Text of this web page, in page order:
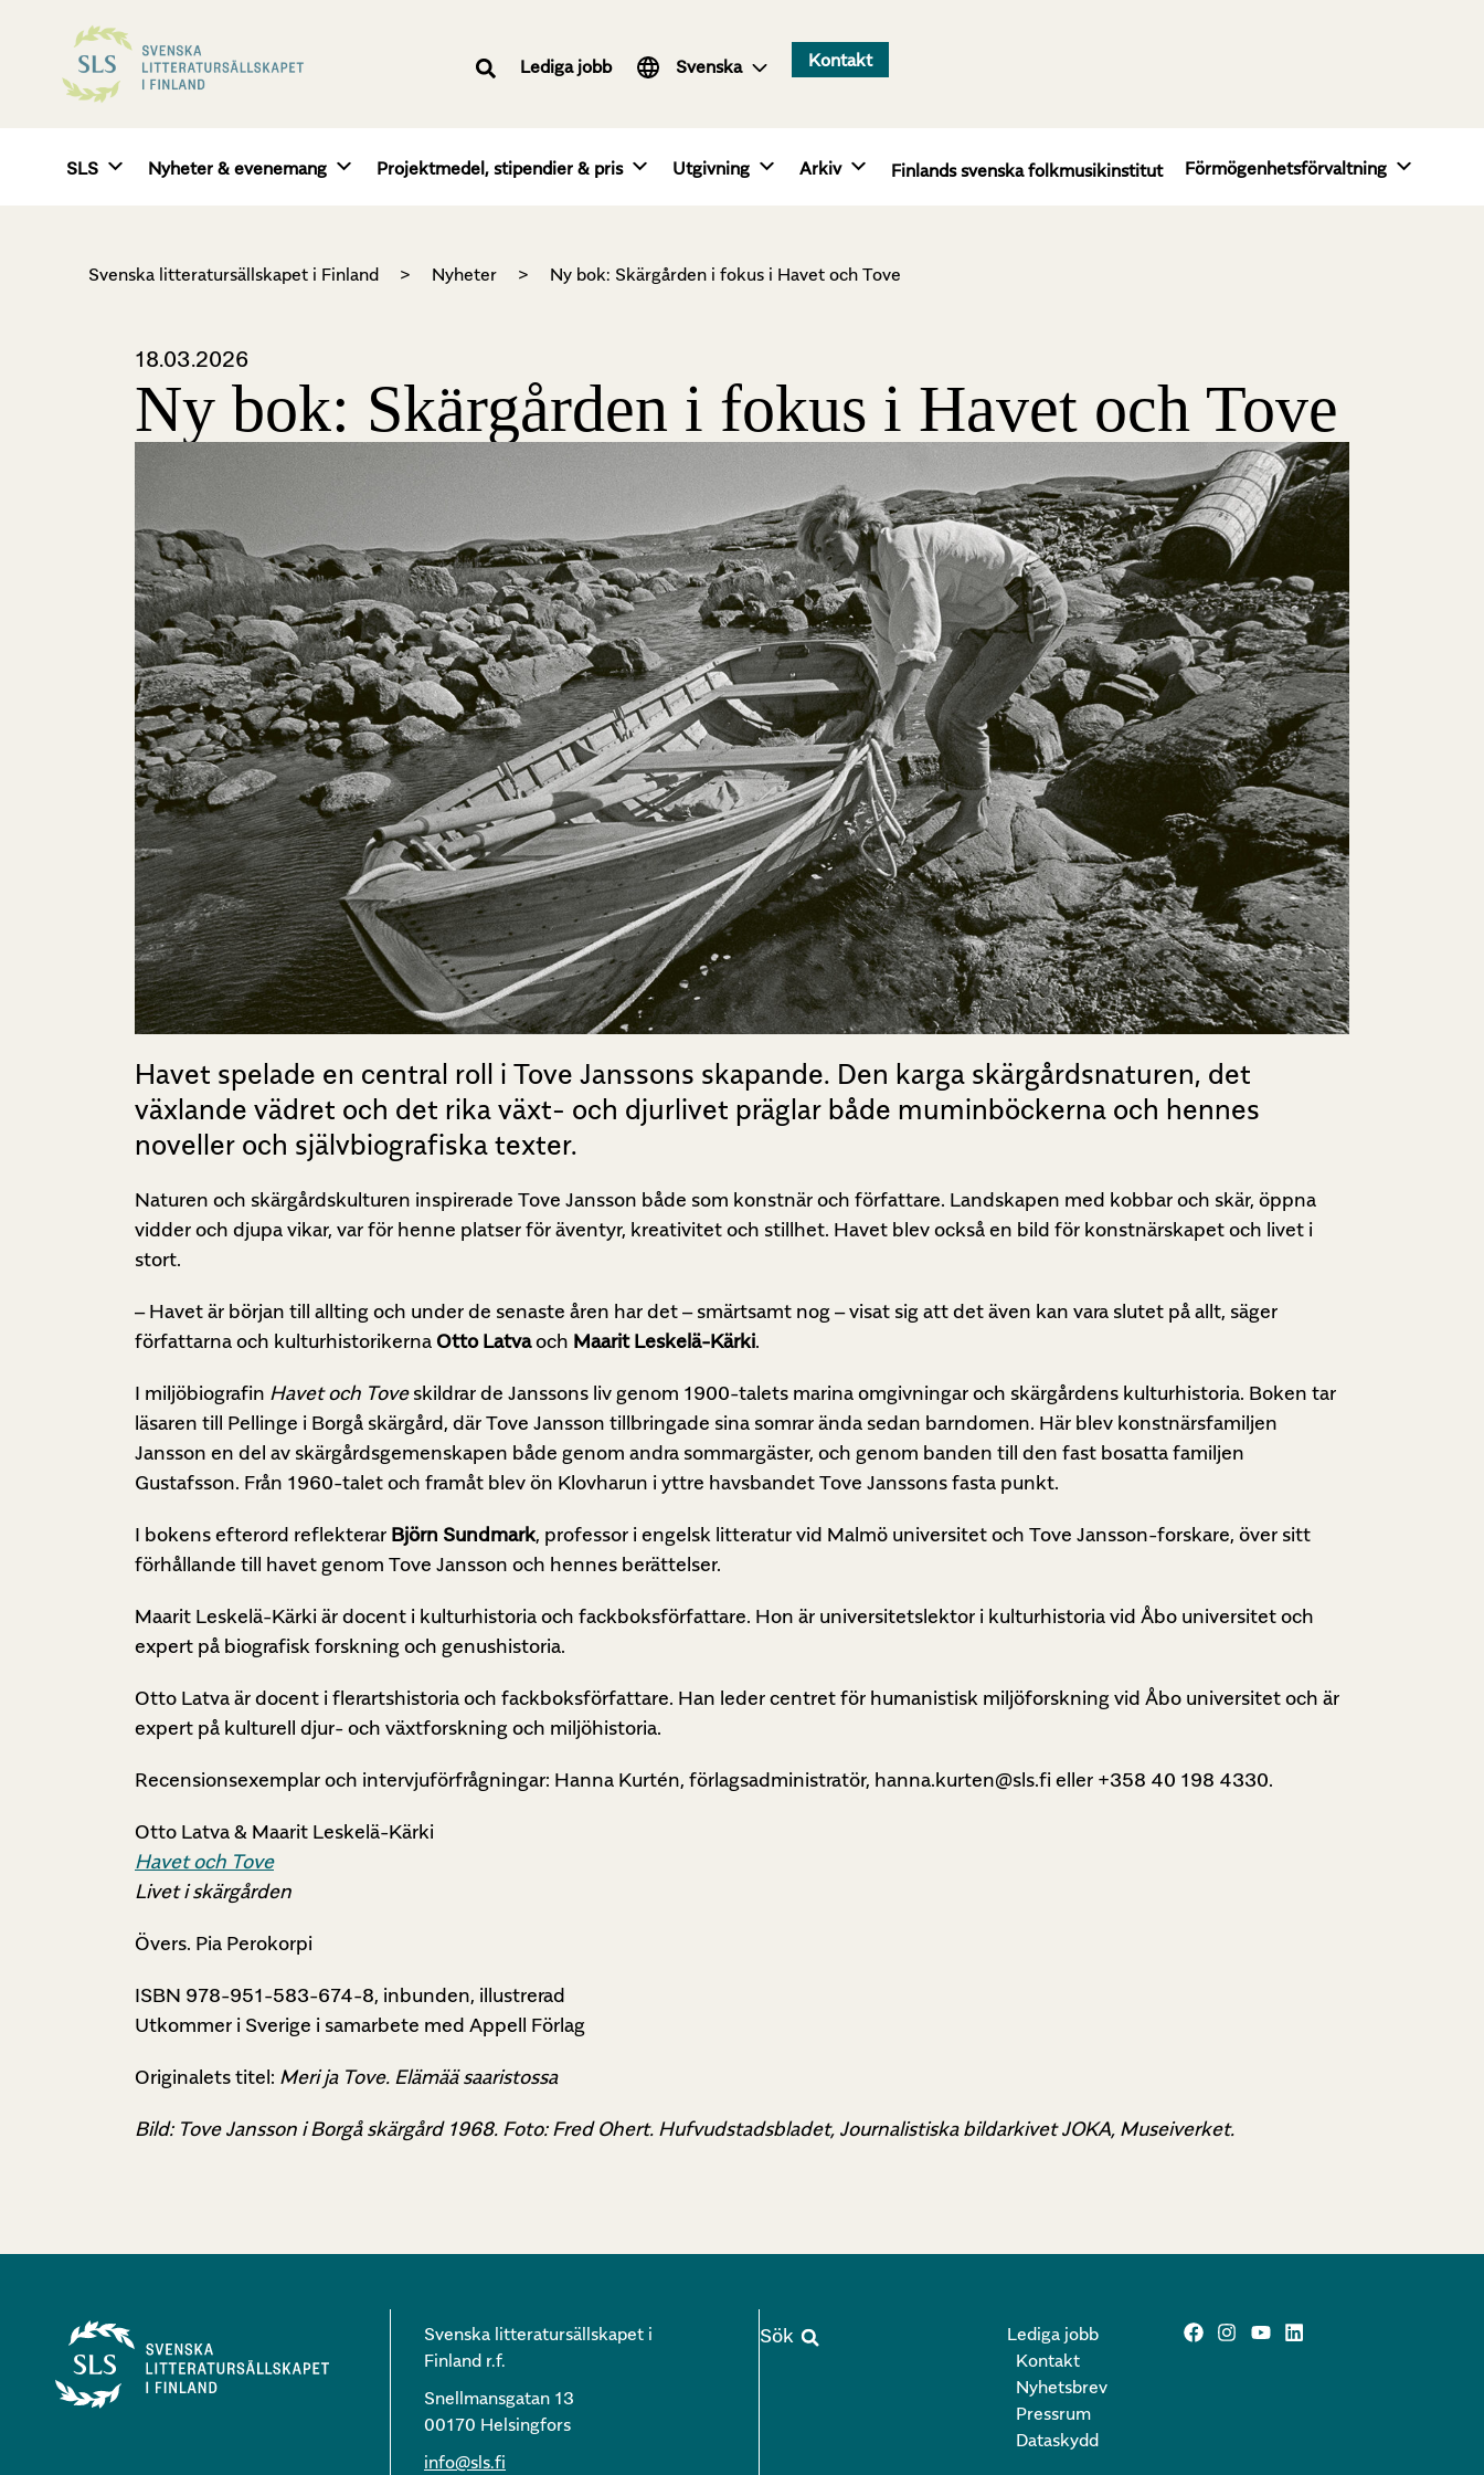
Lediga jobb Svenska
English Kontakt
SLS Nyheter & evenemang Projektmedel, stipendier & pris Utgivning Arkiv Finlands svenska folkmusikinstitut Förmögenhetsförvaltning
Svenska litteratursällskapet i Finland > Nyheter > Ny bok: Skärgården i fokus i Havet och Tove
18.03.2026
Ny bok: Skärgården i fokus i Havet och Tove
Havet spelade en central roll i Tove Janssons skapande. Den karga skärgårdsnaturen, det
växlande vädret och det rika växt- och djurlivet präglar både muminböckerna och hennes
noveller och självbiografiska texter.
Naturen och skärgårdskulturen inspirerade Tove Jansson både som konstnär och författare. Landskapen med kobbar och skär, öppna
vidder och djupa vikar, var för henne platser för äventyr, kreativitet och stillhet. Havet blev också en bild för konstnärskapet och livet i
stort.
– Havet är början till allting och under de senaste åren har det – smärtsamt nog – visat sig att det även kan vara slutet på allt, säger
författarna och kulturhistorikerna Otto Latvaoch Maarit Leskelä-Kärki.
I miljöbiografin Havet och Toveskildrar de Janssons liv genom 1900-talets marina omgivningar och skärgårdens kulturhistoria. Boken tar
läsaren till Pellinge i Borgå skärgård, där Tove Jansson tillbringade sina somrar ända sedan barndomen. Här blev konstnärsfamiljen
Jansson en del av skärgårdsgemenskapen både genom andra sommargäster, och genom banden till den fast bosatta familjen
Gustafsson. Från 1960-talet och framåt blev ön Klovharun i yttre havsbandet Tove Janssons fasta punkt.
I bokens efterord reflekterar Björn Sundmark, professor i engelsk litteratur vid Malmö universitet och Tove Jansson-forskare, över sitt
förhållande till havet genom Tove Jansson och hennes berättelser.
Maarit Leskelä-Kärki är docent i kulturhistoria och fackboksförfattare. Hon är universitetslektor i kulturhistoria vid Åbo universitet och
expert på biografisk forskning och genushistoria.
Otto Latva är docent i flerartshistoria och fackboksförfattare. Han leder centret för humanistisk miljöforskning vid Åbo universitet och är
expert på kulturell djur- och växtforskning och miljöhistoria.
Recensionsexemplar och intervjuförfrågningar: Hanna Kurtén, förlagsadministratör, hanna.kurten@sls.fi eller +358 40 198 4330.
Otto Latva & Maarit Leskelä-Kärki
Havet och Tove
Livet i skärgården
Övers. Pia Perokorpi
ISBN 978-951-583-674-8, inbunden, illustrerad
Utkommer i Sverige i samarbete med Appell Förlag
Originalets titel: Meri ja Tove. Elämää saaristossa
Bild: Tove Jansson i Borgå skärgård 1968. Foto: Fred Ohert. Hufvudstadsbladet, Journalistiska bildarkivet JOKA, Museiverket.
Svenska litteratursällskapet i
Finland r.f.
Snellmansgatan 13
00170 Helsingfors
info@sls.fi
Lediga jobb
Kontakt
Nyhetsbrev
Pressrum
Dataskydd